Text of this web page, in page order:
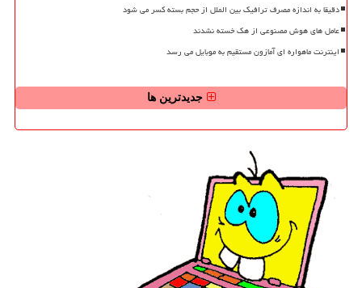
دقیقا به اندازه مصرف ترافیک بین الملل از حجم بسته کسر می شود
عامل های هوش مصنوعی از هک خسته نشدند
اینترنت ماهواره ای آمازون مستقیم به موبایل می رسد
جدیدترین ها